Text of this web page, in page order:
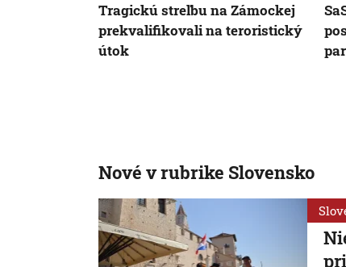
Tragickú streľbu na Zámockej
prekvalifikovali na teroristický
útok
Nové v rubrike Slovensko